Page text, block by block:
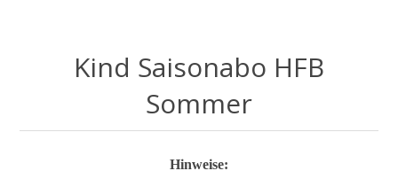
Kind Saisonabo HFB
Sommer
Hinweise: